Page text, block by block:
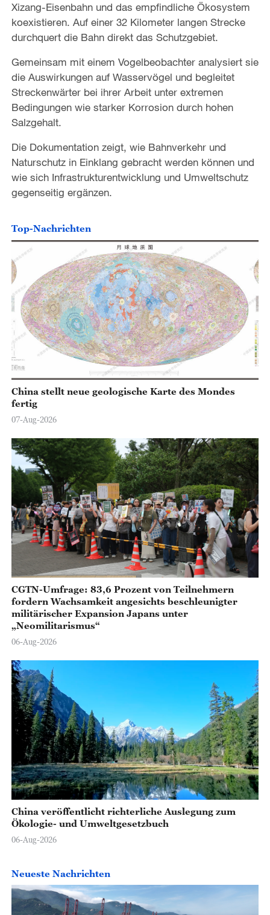
y
V
i
d
e
o
Xizang-Eisenbahn und das empfindliche Ökosystem
koexistieren. Auf einer 32 Kilometer langen Strecke
durchquert die Bahn direkt das Schutzgebiet.
Gemeinsam mit einem Vogelbeobachter analysiert sie
die Auswirkungen auf Wasservögel und begleitet
Streckenwärter bei ihrer Arbeit unter extremen
Bedingungen wie starker Korrosion durch hohen
Salzgehalt.
Die Dokumentation zeigt, wie Bahnverkehr und
Naturschutz in Einklang gebracht werden können und
wie sich Infrastrukturentwicklung und Umweltschutz
gegenseitig ergänzen.
Top-Nachrichten
China stellt neue geologische Karte des Mondes
fertig
07-Aug-2026
CGTN-Umfrage: 83,6 Prozent von Teilnehmern
fordern Wachsamkeit angesichts beschleunigter
militärischer Expansion Japans unter
„Neomilitarismus“
06-Aug-2026
China veröffentlicht richterliche Auslegung zum
Ökologie- und Umweltgesetzbuch
06-Aug-2026
Neueste Nachrichten